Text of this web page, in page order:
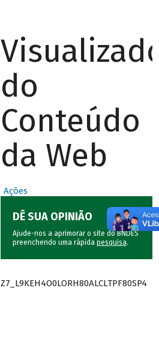
Visualizador
do
Conteúdo
da Web
Ações
DÊ SUA OPINIÃO
Ajude-nos a aprimorar o site do BNDES
preenchendo uma rápida pesquisa.
Z7_L9KEH4O0LORH80ALCLTPF80SP4